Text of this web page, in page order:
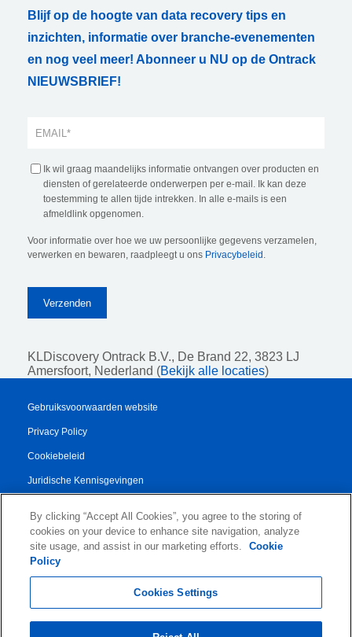
Blijf op de hoogte van data recovery tips en
inzichten, informatie over branche-evenementen
en nog veel meer! Abonneer u NU op de Ontrack
NIEUWSBRIEF!
Ik wil graag maandelijks informatie ontvangen over producten en
diensten of gerelateerde onderwerpen per e-mail. Ik kan deze
toestemming te allen tijde intrekken. In alle e-mails is een
afmeldlink opgenomen.
Voor informatie over hoe we uw persoonlijke gegevens verzamelen,
verwerken en bewaren, raadpleegt u ons Privacybeleid .
KLDiscovery Ontrack B.V., De Brand 22, 3823 LJ
Amersfoort, Nederland (Bekijk alle locaties)
Gebruiksvoorwaarden website
Privacy Policy
Cookiebeleid
Juridische Kennisgevingen
Algemene Voorwaarden
Authorised Partner Agreement
By clicking “Accept All Cookies”, you agree to the storing of
cookies on your device to enhance site navigation, analyze
site usage, and assist in our marketing efforts.
Cookie
Policy
Cookies Settings